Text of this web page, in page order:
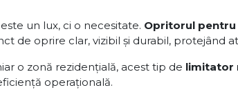
un lux, ci o necesitate. Opritorul pentru
de oprire clar, vizibil și durabil, protejând
o zonă rezidențială, acest tip de limitator
operațională.